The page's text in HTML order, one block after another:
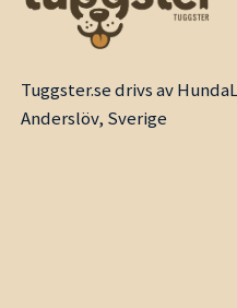
Tuggster.se drivs av
Anderslöv, Sverige